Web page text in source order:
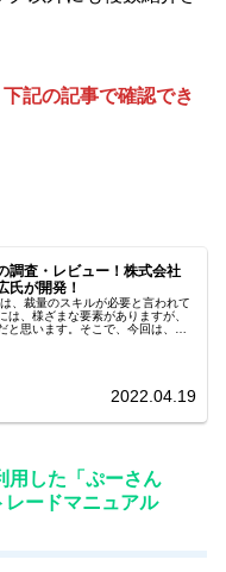
記の記事で確認でき
調査・レビュー！株式会社
氏が開発！
、裁量のスキルが必要と言われて
は、様ざまな要素がありますが、
と思います。そこで、今回は、株
2022.04.19
用した「ぷーさん
ードマニュアル